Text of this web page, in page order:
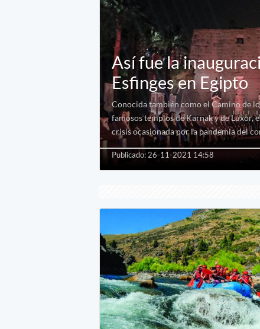
Así fue la
Esfinges en Egipto
Conocida tambìén como el Camino de
famosos templos de Karnak y de Luxor,
crisis ocasionada por la pandemia del
Publicado: 26-11-2021 14:58